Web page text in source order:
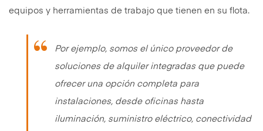
equipos y herramientas de trabajo que tienen en su flota.
Por ejemplo, somos el único proveedor de
soluciones de alquiler integradas que puede
ofrecer una opción completa para
instalaciones, desde oficinas hasta
iluminación, suministro eléctrico, conectividad